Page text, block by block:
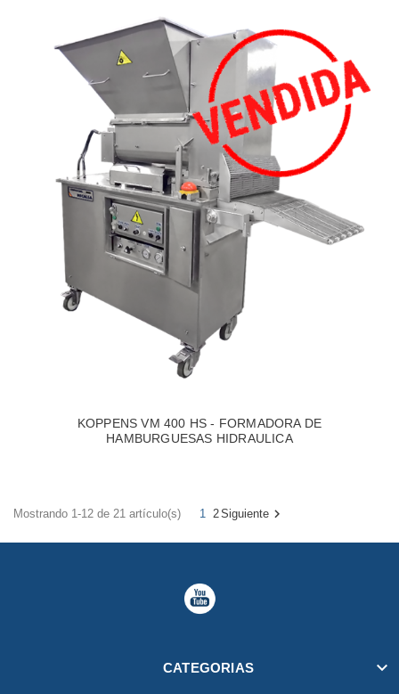
KOPPENS VM 400 HS - FORMADORA DE
HAMBURGUESAS HIDRAULICA
Mostrando 1-12 de 21 artículo(s) 1 2Siguiente 
CATEGORIAS
